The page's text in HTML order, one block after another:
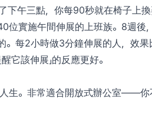
下午三點，你每90秒就在椅子上換
位實施午間伸展的上班族。8週後
。每2小時做3分鐘伸展的人，效果
它該伸展」的反應更好。
生。非常適合開放式辦公室——你